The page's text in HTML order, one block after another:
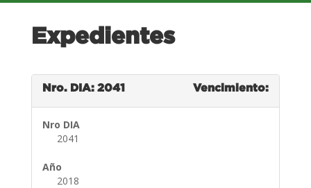
Expedientes
Nro. DIA: 2041 Vencimiento:
Nro DIA
2041
Año
2018